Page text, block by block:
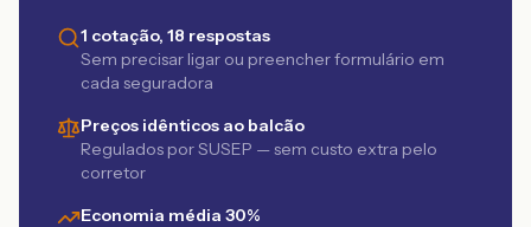
1 cotação, 18 respostas
Sem precisar ligar ou preencher formulário em
cada seguradora
Preços idênticos ao balcão
Regulados por SUSEP — sem custo extra pelo
corretor
Economia média 30%